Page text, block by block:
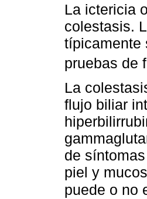
La ictericia
colestasis.
típicamente
pruebas de
La
flujo biliar
de
piel y
puede o no